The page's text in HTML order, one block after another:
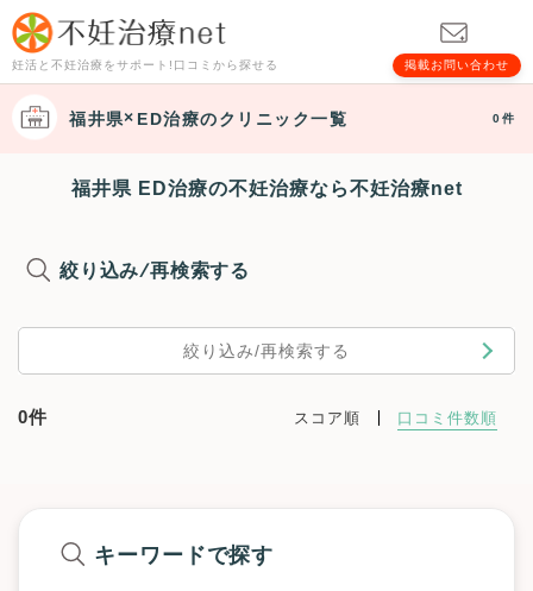
妊活と不妊治療をサポート!口コミから探せる 掲載お問い合わせ
福井県 ED治療のクリニック一覧 0件
福井県 ED治療の不妊治療なら不妊治療net
絞り込み/再検索する
絞り込み/再検索する
0件 スコア順 口コミ件数順
キーワードで探す